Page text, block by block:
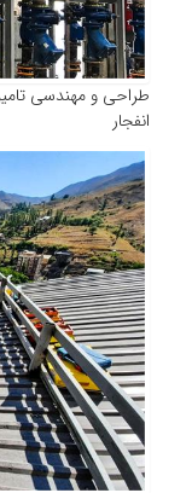
طراحی و مهندسی
انفجار